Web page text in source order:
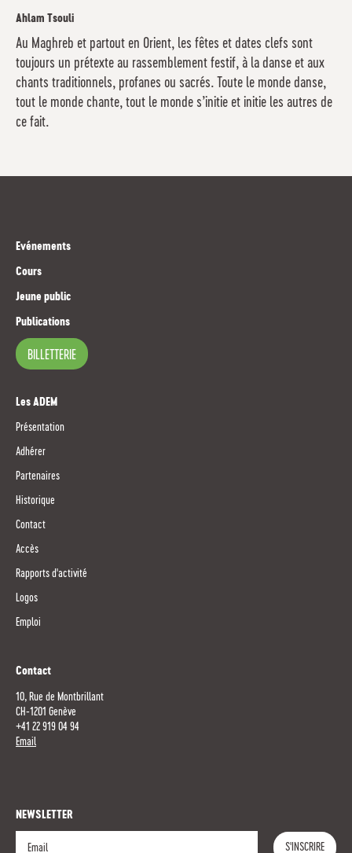
Ahlam Tsouli
Au Maghreb et partout en Orient, les fêtes et dates clefs sont
toujours un prétexte au rassemblement festif, à la danse et aux
chants traditionnels, profanes ou sacrés. Toute le monde danse,
tout le monde chante, tout le monde s’initie et initie les autres de
ce fait.
Evénements
Cours
Jeune public
Publications
BILLETTERIE
Les ADEM
Présentation
Adhérer
Partenaires
Historique
Contact
Accès
Rapports d'activité
Logos
Emploi
Contact
10, Rue de Montbrillant
CH-1201 Genève
+41 22 919 04 94
Email
NEWSLETTER
S'INSCRIRE